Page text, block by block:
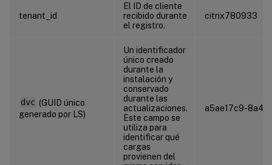
tenant_id
El ID de cliente
recibido durante
el registro.
citrix780933
dvc (GUID único
generado por LS)
Un identificador
único creado
durante la
instalación y
conservado
durante las
actualizaciones.
Este campo se
utiliza para
identificar qué
cargas
provienen del
a5ae17c9-